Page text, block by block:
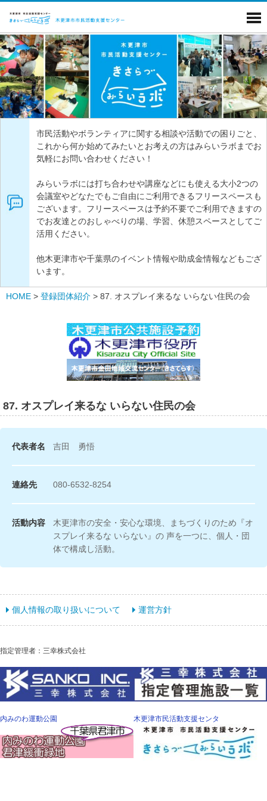
市民活動やボランティアに関する相談や活動での困りごと、
これから何か始めてみたいとお考えの方はみらいラボまでお
気軽にお問い合わせください！
みらいラボには打ち合わせや講座などにも使える大小2つの
会議室やどなたでもご自由にご利用できるフリースペースも
ございます。フリースペースは予約不要でご利用できますの
でお友達とのおしゃべりの場、学習、休憩スペースとしてご
活用ください。
他木更津市や千葉県のイベント情報や助成金情報などもござ
います。
HOME > 登録団体紹介 > 87. オスプレイ来るな いらない住民の会
87. オスプレイ来るな いらない住民の会
代表者名 吉田 勇悟
連絡先 080-6532-8254
活動内容
木更津市の安全・安心な環境、まちづくりのため『オ
スプレイ来るな いらない』の 声を一つに、個人・団
体で構成し活動。
個人情報の取り扱いについて 運営方針
指定管理者：三幸株式会社